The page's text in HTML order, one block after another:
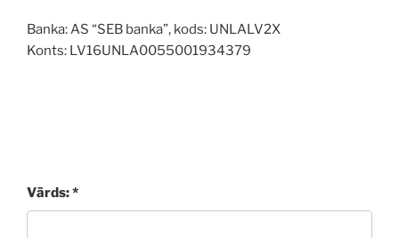
Banka: AS “SEB banka”, kods: UNLALV2X
Konts: LV16UNLA0055001934379
Vārds: *